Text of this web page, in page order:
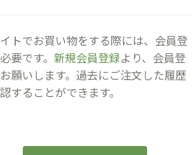
トでお買い物をする際には、会員登
要です。 新規会員登録より、会員登
願いします。過去にご注文した履歴
することができます。